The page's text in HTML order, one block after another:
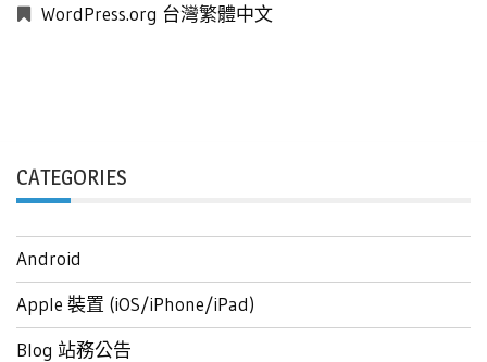
WordPress.org 台灣繁體中文
CATEGORIES
Android
Apple 裝置 (iOS/iPhone/iPad)
Blog 站務公告